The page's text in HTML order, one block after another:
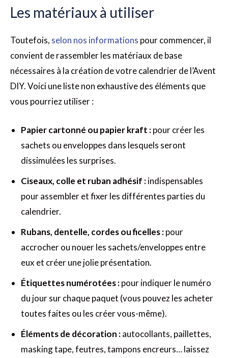
Les matériaux à utiliser
Toutefois, selon nos informations pour commencer, il
convient de rassembler les matériaux de base
nécessaires à la création de votre calendrier de l’Avent
DIY. Voici une liste non exhaustive des éléments que
vous pourriez utiliser :
Papier cartonné ou papier kraft :pour créer les
sachets ou enveloppes dans lesquels seront
dissimulées les surprises.
Ciseaux, colle et ruban adhésif :indispensables
pour assembler et fixer les différentes parties du
calendrier.
Rubans, dentelle, cordes ou ficelles :pour
accrocher ou nouer les sachets/enveloppes entre
eux et créer une jolie présentation.
Étiquettes numérotées :pour indiquer le numéro
du jour sur chaque paquet (vous pouvez les acheter
toutes faites ou les créer vous-même).
Éléments de décoration :autocollants, paillettes,
masking tape, feutres, tampons encreurs… laissez